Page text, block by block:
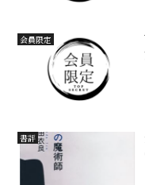
会員限定
書評